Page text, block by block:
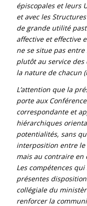
épiscopales et leurs
et avec les
de grande utilité
affective et effective
ne se situe pas entre
plutôt au service
la nature de chacun
L’attention que la
porte aux
correspondante et
hiérarchiques
potentialités, sans
interposition entre le
mais au contraire en
Les compétences
présentes
collégiale du
renforcer la